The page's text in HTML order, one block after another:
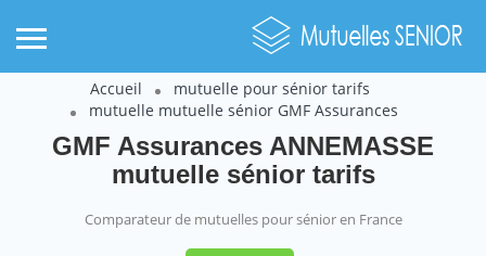
Accueil
mutuelle pour sénior tarifs
mutuelle mutuelle sénior GMF Assurances
GMF Assurances ANNEMASSE
mutuelle sénior tarifs
Comparateur de mutuelles pour sénior en France